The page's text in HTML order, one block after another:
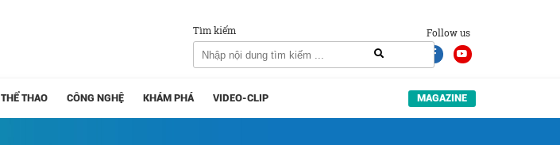
Follow us
Tìm kiếm
THỂ THAO CÔNG NGHỆ KHÁM PHÁ VIDEO-CLIP MAGAZINE